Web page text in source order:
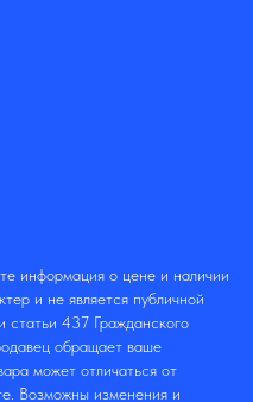
информация о цене и наличии
и не является публичной
статьи 437 Гражданского
обращает ваше
может отличаться от
Возможны изменения и